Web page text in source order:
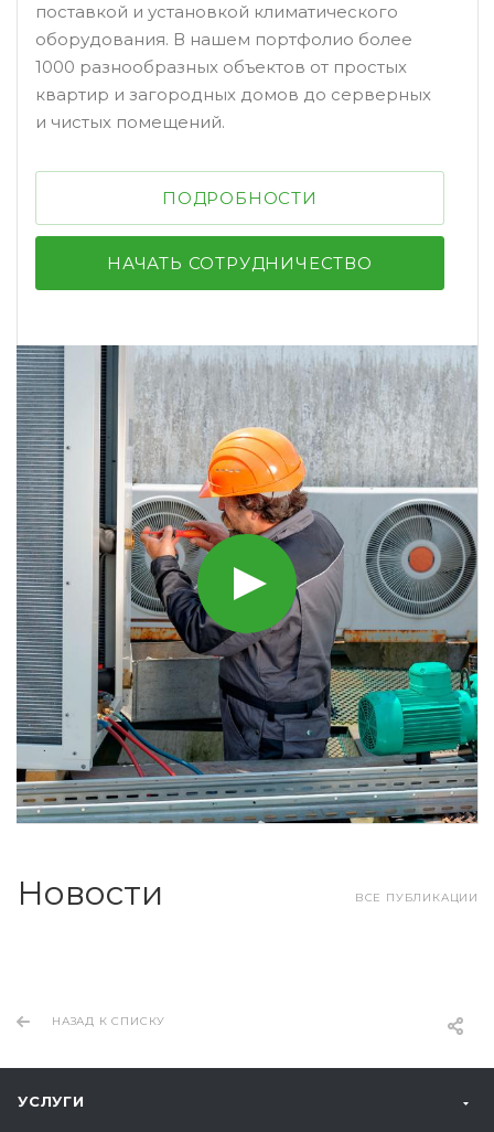
поставкой и установкой климатического
оборудования. В нашем портфолио более
1000 разнообразных объектов от простых
квартир и загородных домов до серверных
и чистых помещений.
ПОДРОБНОСТИ
НАЧАТЬ СОТРУДНИЧЕСТВО
ВСЕ ПУБЛИКАЦИИ
Новости
НАЗАД К СПИСКУ
УСЛУГИ